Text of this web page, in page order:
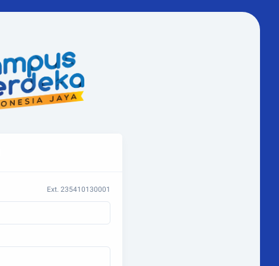
Ext. 235410130001